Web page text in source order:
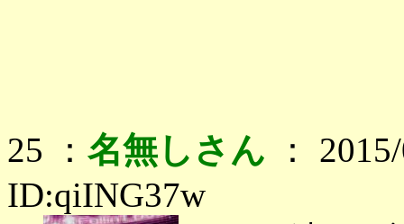
25 ： 名無しさん ：
ID:qiING37w